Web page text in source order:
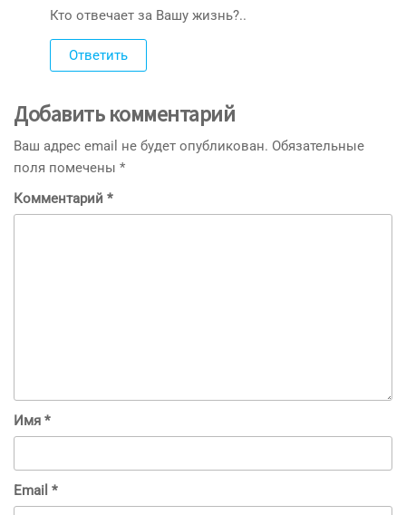
Кто отвечает за Вашу жизнь?..
Ответить
Добавить комментарий
Ваш адрес email не будет опубликован. Обязательные
поля помечены *
Комментарий *
Имя *
Email *